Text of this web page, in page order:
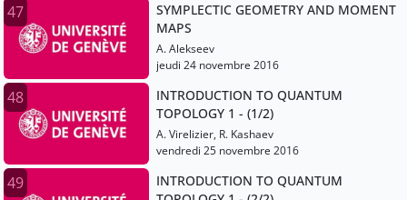
47
SYMPLECTIC GEOMETRY AND MOMENT
MAPS
A. Alekseev
jeudi 24 novembre 2016
48
INTRODUCTION TO QUANTUM
TOPOLOGY 1 - (1/2)
A. Virelizier, R. Kashaev
vendredi 25 novembre 2016
49
INTRODUCTION TO QUANTUM